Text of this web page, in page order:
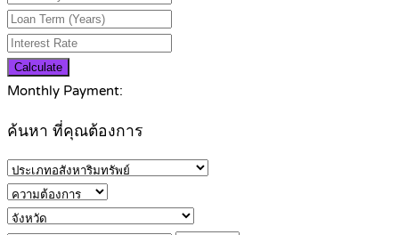
Calculate
Monthly Payment:
ค้นหา ที่คุณต้องการ